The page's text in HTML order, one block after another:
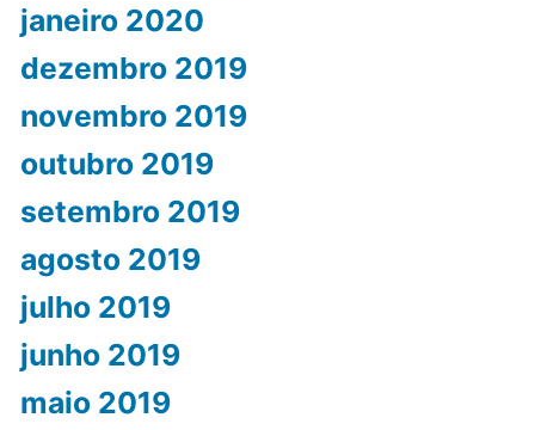
janeiro 2020
dezembro 2019
novembro 2019
outubro 2019
setembro 2019
agosto 2019
julho 2019
junho 2019
maio 2019